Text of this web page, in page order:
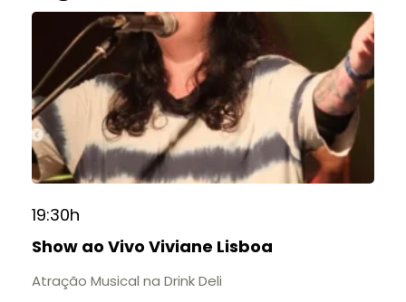
19:30h
Show ao Vivo Viviane Lisboa
Atração Musical na Drink Deli